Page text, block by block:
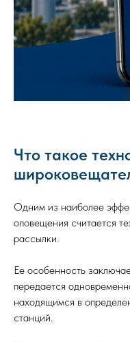
Что такое
Одним из наиболее
оповещения считается
рассылки.
Ее особенность
передается
находящимся в
станций.